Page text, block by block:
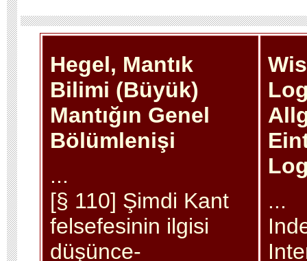
Hegel, Mantık
Bilimi (Büyük)
Mantığın Genel
Bölümlenişi
...
[§ 110] Şimdi Kant
felsefesinin ilgisi
düşünce-
...